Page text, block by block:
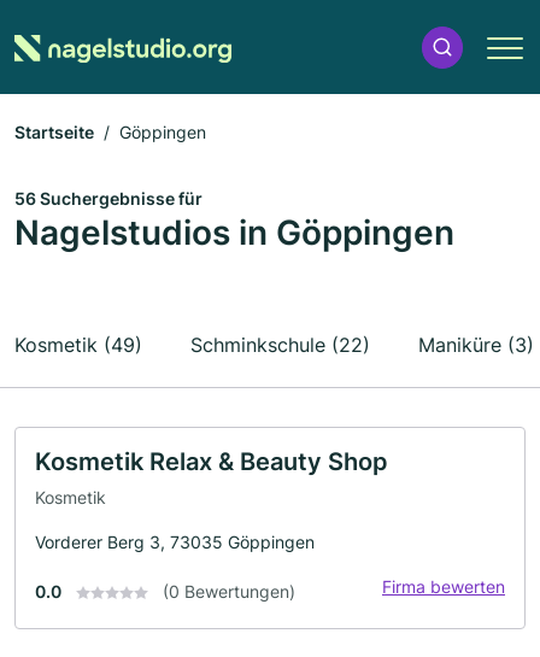
Startseite Göppingen
56 Suchergebnisse für
Nagelstudios in Göppingen
Kosmetik (49) Schminkschule (22) Maniküre (3)
Kosmetik Relax & Beauty Shop
Kosmetik
Vorderer Berg 3, 73035 Göppingen
0.0 (0 Bewertungen) Firma bewerten